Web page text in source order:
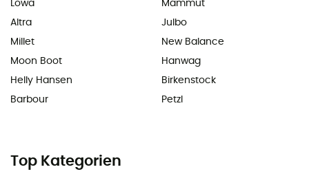
Lowa
Altra
Millet
Moon Boot
Helly Hansen
Barbour
Mammut
Julbo
New Balance
Hanwag
Birkenstock
Petzl
Top Kategorien